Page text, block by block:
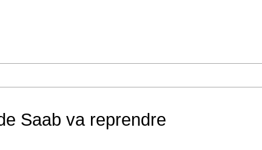
Saab va reprendre